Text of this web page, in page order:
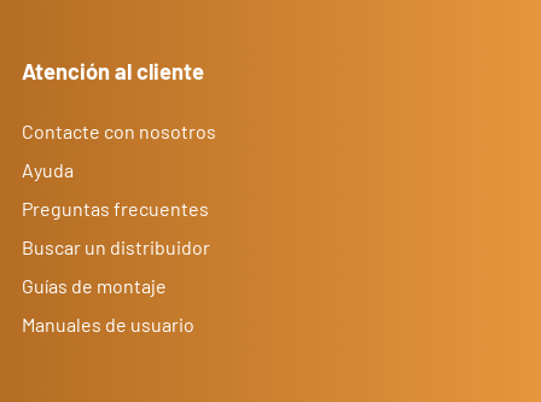
Atención al cliente
Contacte con nosotros
Ayuda
Preguntas frecuentes
Buscar un distribuidor
Guías de montaje
Manuales de usuario